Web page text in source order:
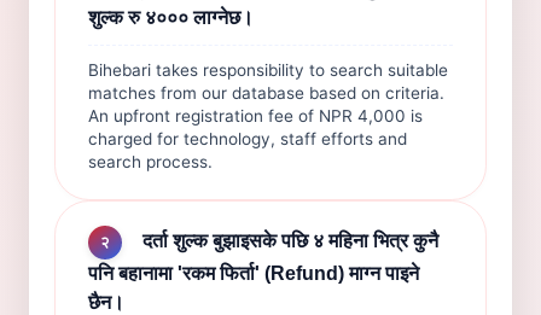
शुल्क रु ४००० लाग्नेछ।
Bihebari takes responsibility to search suitable
matches from our database based on criteria.
An upfront registration fee of NPR 4,000 is
charged for technology, staff efforts and
search process.
२
दर्ता शुल्क बुझाइसके पछि ४ महिना भित्र कुनै
पनि बहानामा 'रकम फिर्ता' (Refund) माग्न पाइने
छैन।